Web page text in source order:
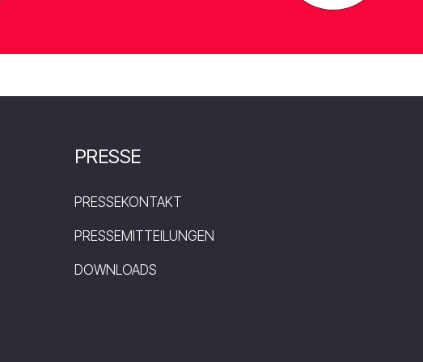
PRESSE
PRESSEKONTAKT
PRESSEMITTEILUNGEN
DOWNLOADS